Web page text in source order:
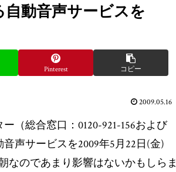
動音声サービスを
Pinterest コピー
2009.05.16
（総合窓口：0120-921-156および
音声サービスを2009年5月22日(金)
なのであまり影響はないかもしらま